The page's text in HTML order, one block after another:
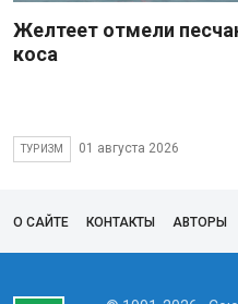
Желтеет отмели
коса
ТУРИЗМ 01 августа 2026
О САЙТЕ КОНТАКТЫ АВТОРЫ